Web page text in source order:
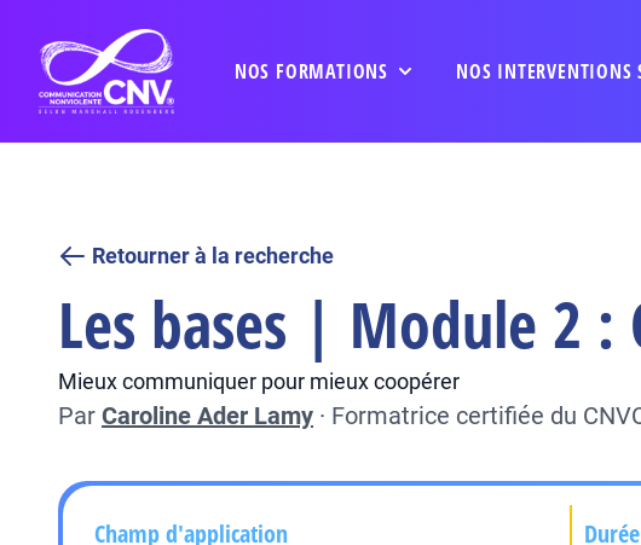
NOS FORMATIONS NOS INTERVENTIONS
Retourner à la recherche
Les bases | Module 2
Mieux communiquer pour mieux coopérer
Par Caroline Ader Lamy · Formatrice certifiée du
Champ d'application